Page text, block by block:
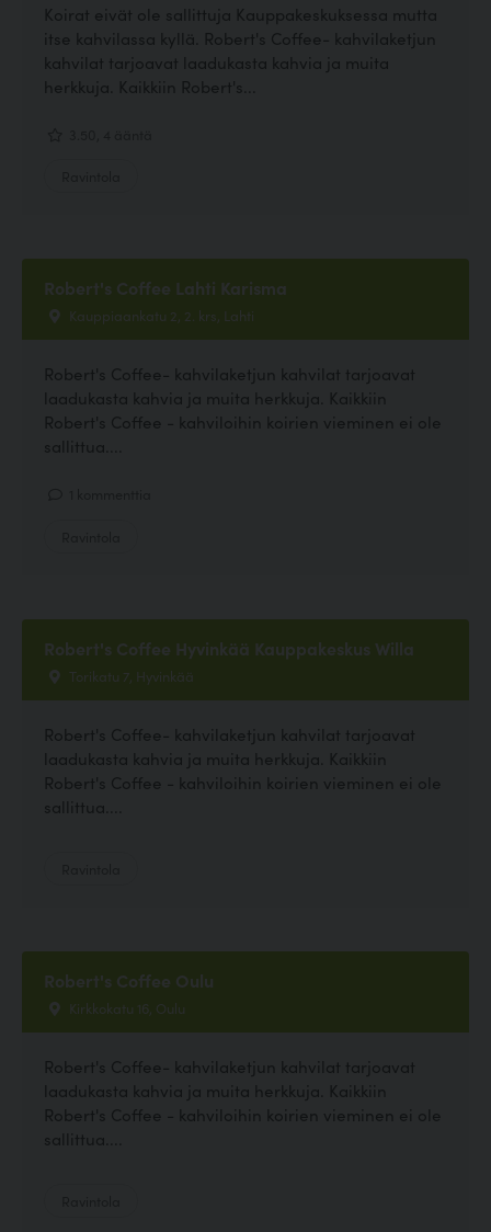
Koirat eivät ole sallittuja Kauppakeskuksessa mutta
itse kahvilassa kyllä. Robert's Coffee- kahvilaketjun
kahvilat tarjoavat laadukasta kahvia ja muita
herkkuja. Kaikkiin Robert's...
Robert's Coffee Lahti Karisma
Kauppiaankatu 2, 2. krs, Lahti
Robert's Coffee- kahvilaketjun kahvilat tarjoavat
laadukasta kahvia ja muita herkkuja. Kaikkiin
Robert's Coffee - kahviloihin koirien vieminen ei ole
sallittua....
Robert's Coffee Hyvinkää Kauppakeskus Willa
Torikatu 7, Hyvinkää
Robert's Coffee- kahvilaketjun kahvilat tarjoavat
laadukasta kahvia ja muita herkkuja. Kaikkiin
Robert's Coffee - kahviloihin koirien vieminen ei ole
sallittua....
Robert's Coffee Oulu
Kirkkokatu 16, Oulu
Robert's Coffee- kahvilaketjun kahvilat tarjoavat
laadukasta kahvia ja muita herkkuja. Kaikkiin
Robert's Coffee - kahviloihin koirien vieminen ei ole
sallittua....